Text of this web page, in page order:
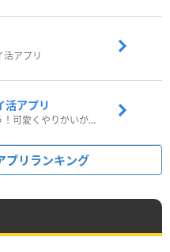
アプリ
活アプリ
ペットを育ってポイ活しよう！可愛くやりがいがある新感覚アプリ
プリランキング